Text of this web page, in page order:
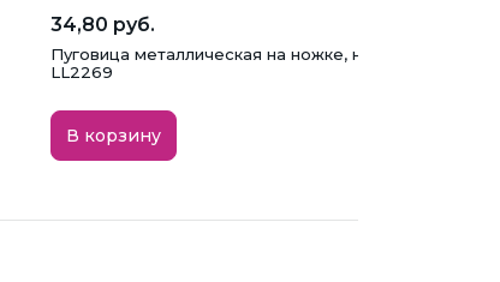
34,80 руб.
Пуговица металлическая на ножке, никель, 20 мм,
LL2269
В корзину